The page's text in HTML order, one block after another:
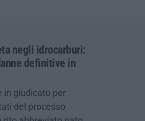
negli idrocarburi:
definitive in
in giudicato per
del processo